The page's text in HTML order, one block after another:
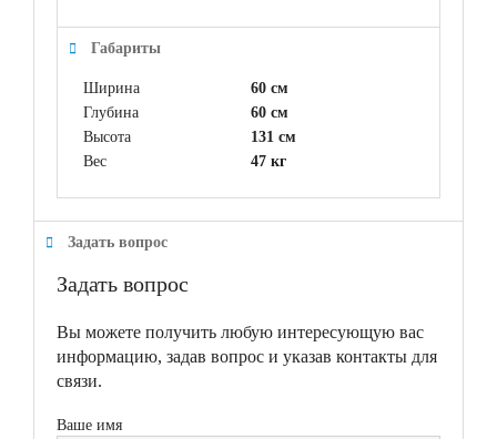
Габариты
Ширина
60 см
Глубина
60 см
Высота
131 см
Вес
47 кг
Задать вопрос
Задать вопрос
Вы можете получить любую интересующую вас
информацию, задав вопрос и указав контакты для
связи.
Ваше имя